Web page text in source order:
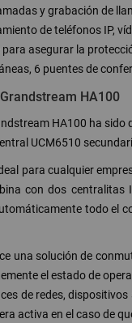
y grabación de
de teléfonos IP,
asegurar la
6 puentes de
HA100
HA100 ha
UCM6510
para cualquier
con dos centralitas
todo el
una solución de
el estado de
de redes,
activa en el caso de